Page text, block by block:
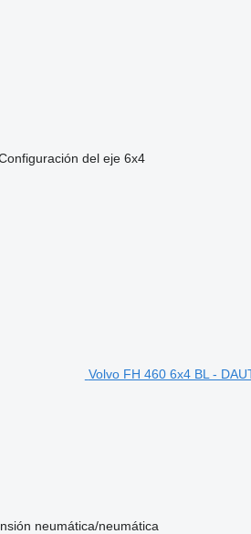
del eje 6x4
Volvo FH 460 6x4 BL -
neumática/neumática